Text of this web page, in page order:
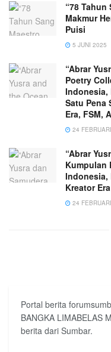
“78
Makmur
Puisi
5 JUNI 2025
“Abrar
Poetry
Indonesia,
Satu Pena
Era, FSM,
24
“Abrar
Kumpulan
Indonesia,
Kreator
24
Portal berita
BANGKA LIMABELAS
berita dari Sumbar.